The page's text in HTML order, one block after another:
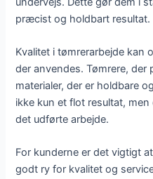
præcist og holdbart resultat.
Kvalitet i tømrerarbejde kan
der anvendes. Tømrere,
materialer, der er holdbare
ikke kun et flot resultat,
det udførte arbejde.
For kunderne er det vigtigt
godt ry for kvalitet og